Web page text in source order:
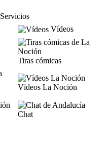
Servicios
Vídeos
Tiras cómicas
Vídeos La Noción
Chat